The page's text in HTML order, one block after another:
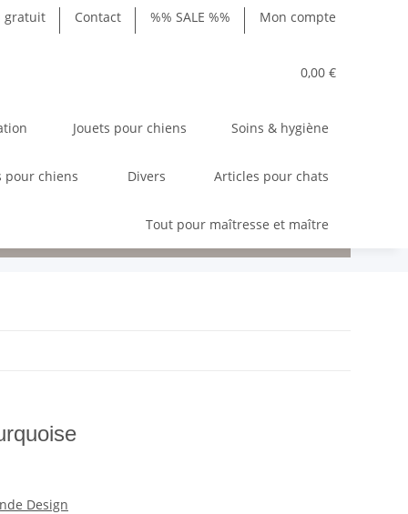
gratuit Contact %% SALE %% Mon compte
0,00 €
Jouets pour chiens Soins & hygiène
pour chiens Divers Articles pour chats
Tout pour maîtresse et maître
Design